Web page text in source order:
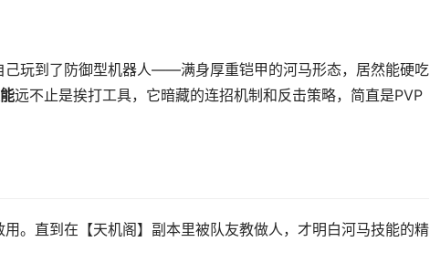
己玩到了防御型机器人——满身厚重铠甲的河马形态，居然能硬吃
远不止是挨打工具，它暗藏的连招机制和反击策略，简直是PVP
。直到在【天机阁】副本里被队友教做人，才明白河马技能的精